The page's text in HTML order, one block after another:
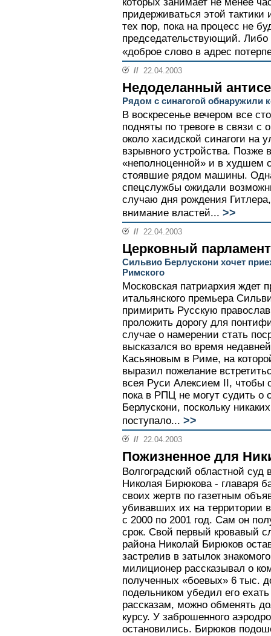
которых занимает не менее
придерживаться этой
тех пор, пока на процесс не
председательствующий.
«доброе слово в адрес
// 22.04.2003
Недоделанный
Рядом с синагогой обнаружили
В воскресенье вечером все
подняты по тревоге в связи с
около хасидской синагоги на
взрывного устройства.
«неполноценной» и в худшем
стоявшие рядом машины.
спецслужбы ожидали
случаю дня рождения
внимание властей... >>
// 22.04.2003
Церковный
Сильвио Берлускони хочет
Римского
Московская патриархия ждет
итальянского премьера
примирить Русскую
проложить дорогу для
случае о намерении стать
высказался во время
Касьяновым в Риме, на
выразил пожелание
всея Руси Алексием II, чтобы
пока в РПЦ не могут судить о
Берлускони, поскольку
поступало... >>
// 22.04.2003
Пожизненное для
Волгоградский областной
Николая Бирюкова - главаря
своих жертв по газетным
убивавших их на территории
с 2000 по 2001 год. Сам он
срок. Свой первый кровавый
района Николай Бирюков
застрелив в затылок
милиционер рассказывал о
полученных «боевых» 6 тыс.
подельником убедил его
рассказам, можно обменять
курсу. У заброшенного
остановились. Бирюков